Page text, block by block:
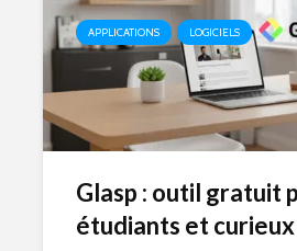
APPLICATIONS LOGICIELS
Glasp : outil gratuit
étudiants et